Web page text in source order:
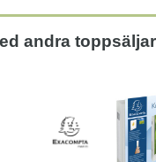
andra